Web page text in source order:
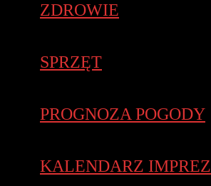
ZDROWIE
SPRZĘT
PROGNOZA POGODY
KALENDARZ IMPREZ